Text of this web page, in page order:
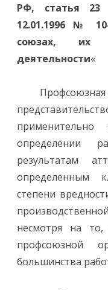
РФ, статья 23
12.01.1996 №
союзах, их
деятельности«
Профсоюзная
определении
результатам
определенным
степени
несмотря на то,
профсоюзной
большинства